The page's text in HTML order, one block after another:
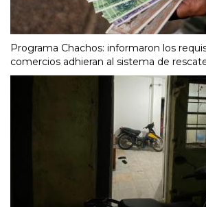
Programa Chachos: informaron los
comercios adhieran al sistema de